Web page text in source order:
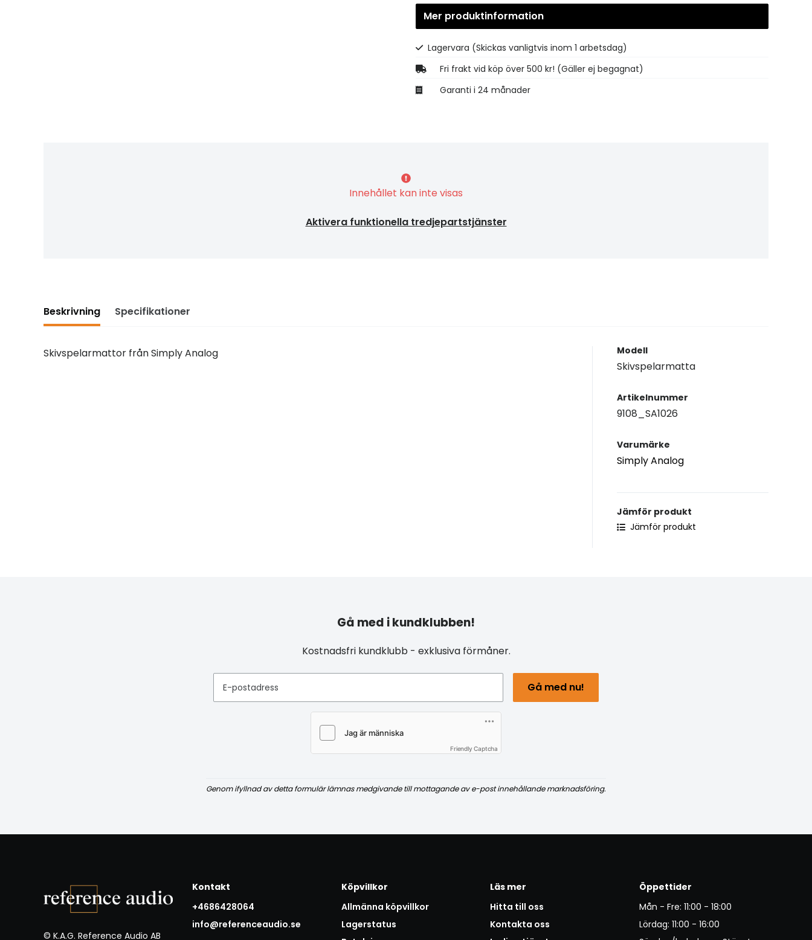
Mer produktinformation
Lagervara (Skickas vanligtvis inom 1 arbetsdag)
Fri frakt vid köp över 500 kr! (Gäller ej begagnat)
Garanti i 24 månader
Innehållet kan inte visas
Aktivera funktionella tredjepartstjänster
Beskrivning Specifikationer
Skivspelarmattor från Simply Analog Modell
Skivspelarmatta
Artikelnummer
9108_SA1026
Varumärke
Simply Analog
Jämför produkt
Jämför produkt
Gå med i kundklubben!
Kostnadsfri kundklubb - exklusiva förmåner.
E-postadress Gå med nu!
Friendly Captcha
Genom ifyllnad av detta formulär lämnas medgivande till mottagande av e-post innehållande marknadsföring.
© K.A.G. Reference Audio AB
Kontakt
+4686428064
info@referenceaudio.se
Köpvillkor
Allmänna köpvillkor
Lagerstatus
Läs mer
Hitta till oss
Kontakta oss
Öppettider
Mån - Fre: 11:00 - 18:00
Lördag: 11:00 - 16:00